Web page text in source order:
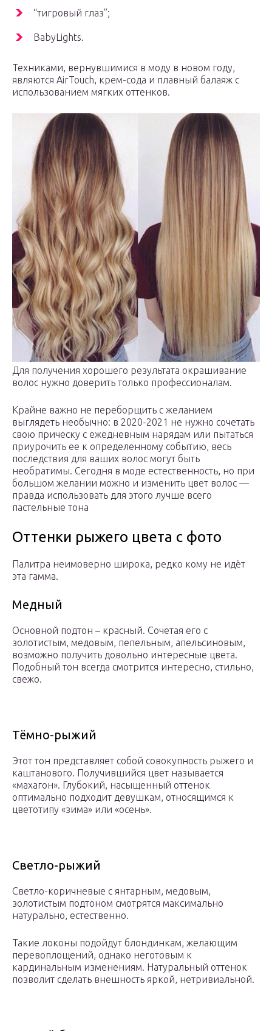
“тигровый глаз”;
BabyLights.
Техниками, вернувшимися в моду в новом году,
являются AirTouch, крем-сода и плавный балаяж с
использованием мягких оттенков.
Для получения хорошего результата окрашивание
волос нужно доверить только профессионалам.
Крайне важно не переборщить с желанием
выглядеть необычно: в 2020-2021 не нужно сочетать
свою прическу с ежедневным нарядам или пытаться
приурочить ее к определенному событию, весь
последствия для ваших волос могут быть
необратимы. Сегодня в моде естественность, но при
большом желании можно и изменить цвет волос —
правда использовать для этого лучше всего
пастельные тона
Оттенки рыжего цвета с фото
Палитра неимоверно широка, редко кому не идёт
эта гамма.
Медный
Основной подтон – красный. Сочетая его с
золотистым, медовым, пепельным, апельсиновым,
возможно получить довольно интересные цвета.
Подобный тон всегда смотрится интересно, стильно,
свежо.
Тёмно-рыжий
Этот тон представляет собой совокупность рыжего и
каштанового. Получившийся цвет называется
«махагон». Глубокий, насыщенный оттенок
оптимально подходит девушкам, относящимся к
цветотипу «зима» или «осень».
Светло-рыжий
Светло-коричневые с янтарным, медовым,
золотистым подтоном смотрятся максимально
натурально, естественно.
Такие локоны подойдут блондинкам, желающим
перевоплощений, однако неготовым к
кардинальным изменениям. Натуральный оттенок
позволит сделать внешность яркой, нетривиальной.